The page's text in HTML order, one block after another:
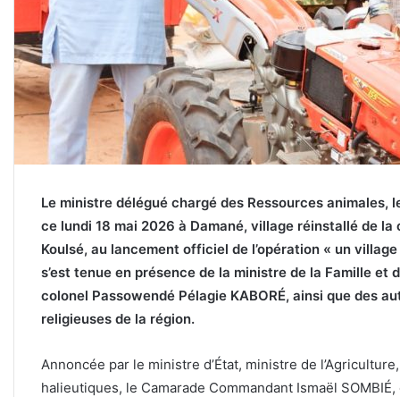
Le ministre délégué chargé des Ressources animales,
ce lundi 18 mai 2026 à Damané, village réinstallé de la
Koulsé, au lancement officiel de l’opération « un
s’est tenue en présence de la ministre de la Famille
colonel Passowendé Pélagie KABORÉ, ainsi que des
religieuses de la région.
Annoncée par le ministre d’État, ministre de
halieutiques, le Camarade Commandant Ismaël